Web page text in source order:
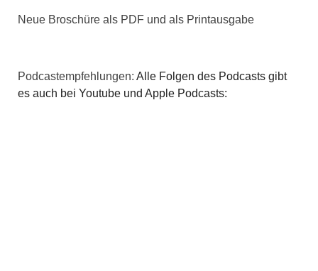
Neue Broschüre als PDF und als Printausgabe
Podcastempfehlungen: Alle Folgen des Podcasts gibt
es auch bei Youtube und Apple Podcasts: